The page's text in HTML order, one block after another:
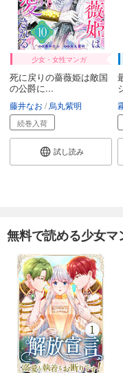
少女・女性マンガ
死に戻りの薔薇姫は敵国
の公爵に...
藤井なお 烏丸紫明
続巻入荷
試し読み
無料で読める少女マ